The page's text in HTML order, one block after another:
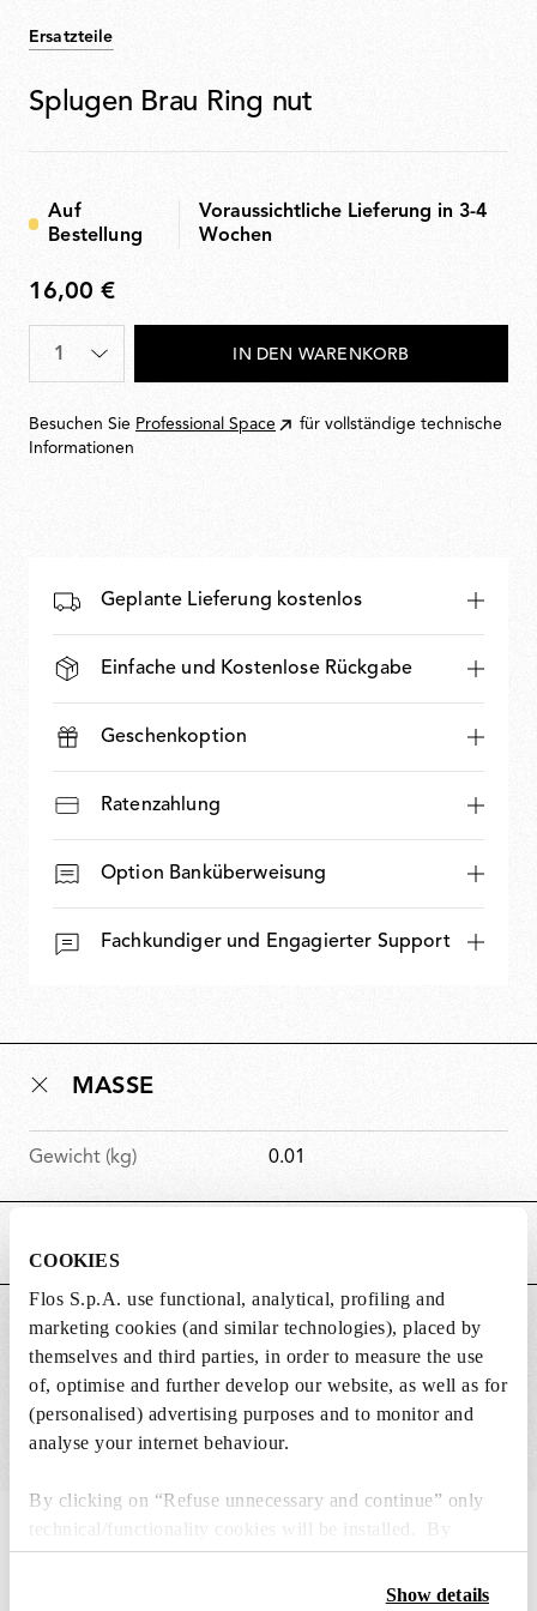
COOKIES
Flos S.p.A. use functional, analytical, profiling and
marketing cookies (and similar technologies), placed by
themselves and third parties, in order to measure the use
of, optimise and further develop our website, as well as for
(personalised) advertising purposes and to monitor and
analyse your internet behaviour.
By clicking on “Refuse unnecessary and continue” only
technical/functionality cookies will be installed. By
clicking on “Accept all” you consent to the use of all the
cookies. By clicking on “Change settings” you can accept
Show details
Ersatzteile
Splugen Brau Ring nut
Auf
Bestellung
Voraussichtliche Lieferung in 3-4
Wochen
16,00
€
16,00 €
Menge
IN DEN WARENKORB
Besuchen Sie Professional Space
für vollständige technische
Informationen
Geplante Lieferung kostenlos
Einfache und Kostenlose Rückgabe
Geschenkoption
Ratenzahlung
Option Banküberweisung
Fachkundiger und Engagierter Support
MASSE
Gewicht (kg) 0.01
GEEIGNET FÜR
IN THE SPOTLIGHT